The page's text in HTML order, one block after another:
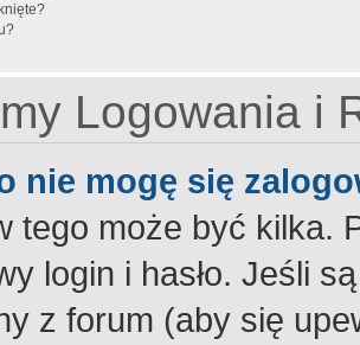
Logowania i
nie mogę się
tego może być kilka.
login i hasło. Jeśli
z forum (aby się